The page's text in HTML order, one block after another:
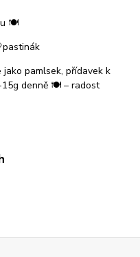
🍽️
jako pamlsek, přídavek k
15g denně 🍽️ – radost